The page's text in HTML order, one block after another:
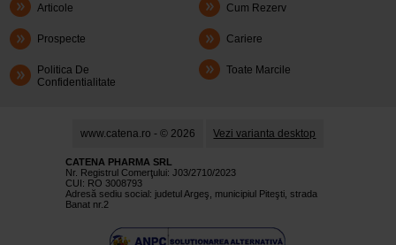
Articole Cum Rezerv
Prospecte Cariere
Politica De
Confidentialitate
Toate Marcile
www.catena.ro - © 2026 Vezi varianta desktop
CATENA PHARMA SRL
Nr. Registrul Comerţului: J03/2710/2023
CUI: RO 3008793
Adresă sediu social: judetul Argeş, municipiul Piteşti, strada
Banat nr.2